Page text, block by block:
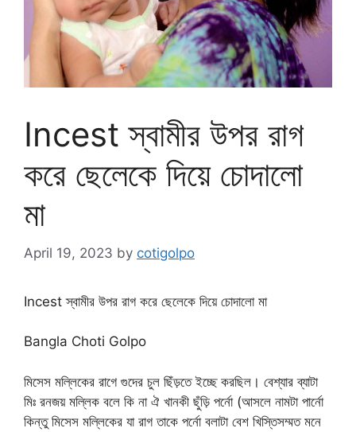
Incest স্বামীর উপর রাগ
করে ছেলেকে দিয়ে চোদালো
মা
April 19, 2023 by cotigolpo
Incest স্বামীর উপর রাগ করে ছেলেকে দিয়ে চোদালো মা
Bangla Choti Golpo
মিসেস মল্লিকের রাগে গুদের চুল ছিঁড়তে ইচ্ছে করছিল। বেশ্যার ব্যাটা
মিঃ রনজয় মল্লিক বলে কি না ঐ খানকী ছুঁড়ি পর্নো (আসলে নামটা পার্নো
কিন্তু মিসেস মল্লিকের যা রাগ তাকে পর্নো বলাটা বেশ খিস্তিসম্মত মনে